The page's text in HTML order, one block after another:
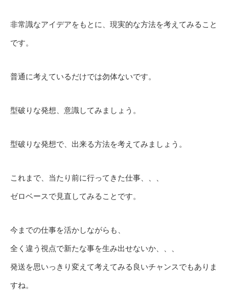
非常識なアイデアをもとに、現実的な方法を考えてみること
です。
普通に考えているだけでは勿体ないです。
型破りな発想、意識してみましょう。
型破りな発想で、出来る方法を考えてみましょう。
これまで、当たり前に行ってきた仕事、、、
ゼロベースで見直してみることです。
今までの仕事を活かしながらも、
全く違う視点で新たな事を生み出せないか、、、
発送を思いっきり変えて考えてみる良いチャンスでもありま
すね。